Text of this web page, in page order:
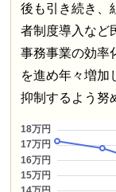
後も引き続き、
者制度導入など
事務事業の効率
を進め年々増加
抑制するよう努